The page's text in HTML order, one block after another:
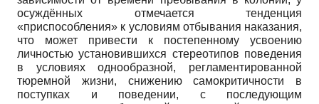
осуждённых отмечается тенденция
«приспособления» к условиям отбывания наказания,
что может привести к постепенному усвоению
личностью установившихся стереотипов поведения
в условиях однообразной, регламентированной
тюремной жизни, снижению самокритичности в
поступках и поведении, с последующим